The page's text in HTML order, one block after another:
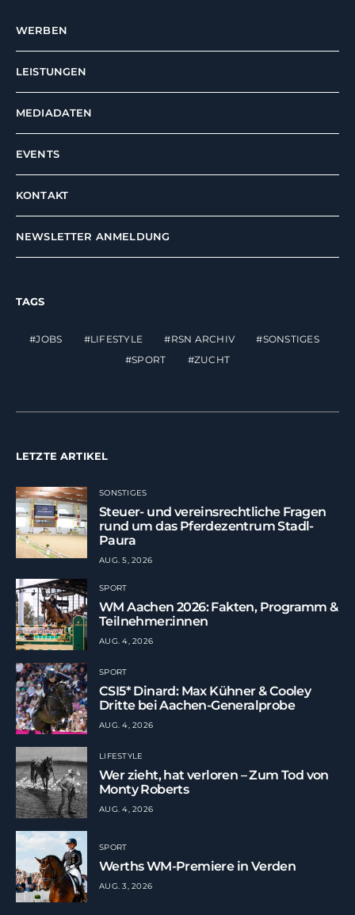
WERBEN
LEISTUNGEN
MEDIADATEN
EVENTS
KONTAKT
NEWSLETTER ANMELDUNG
TAGS
JOBS LIFESTYLE RSN ARCHIV
SONSTIGES
SPORT
ZUCHT
LETZTE ARTIKEL
SONSTIGES
Steuer- und vereinsrechtliche Fragen
rund um das Pferdezentrum Stadl-
Paura
AUG. 5, 2026
SPORT
WM Aachen 2026: Fakten, Programm &
Teilnehmer:innen
AUG. 4, 2026
SPORT
CSI5* Dinard: Max Kühner & Cooley
Dritte bei Aachen-Generalprobe
AUG. 4, 2026
LIFESTYLE
Wer zieht, hat verloren – Zum Tod von
Monty Roberts
AUG. 4, 2026
SPORT
Werths WM-Premiere in Verden
AUG. 3, 2026